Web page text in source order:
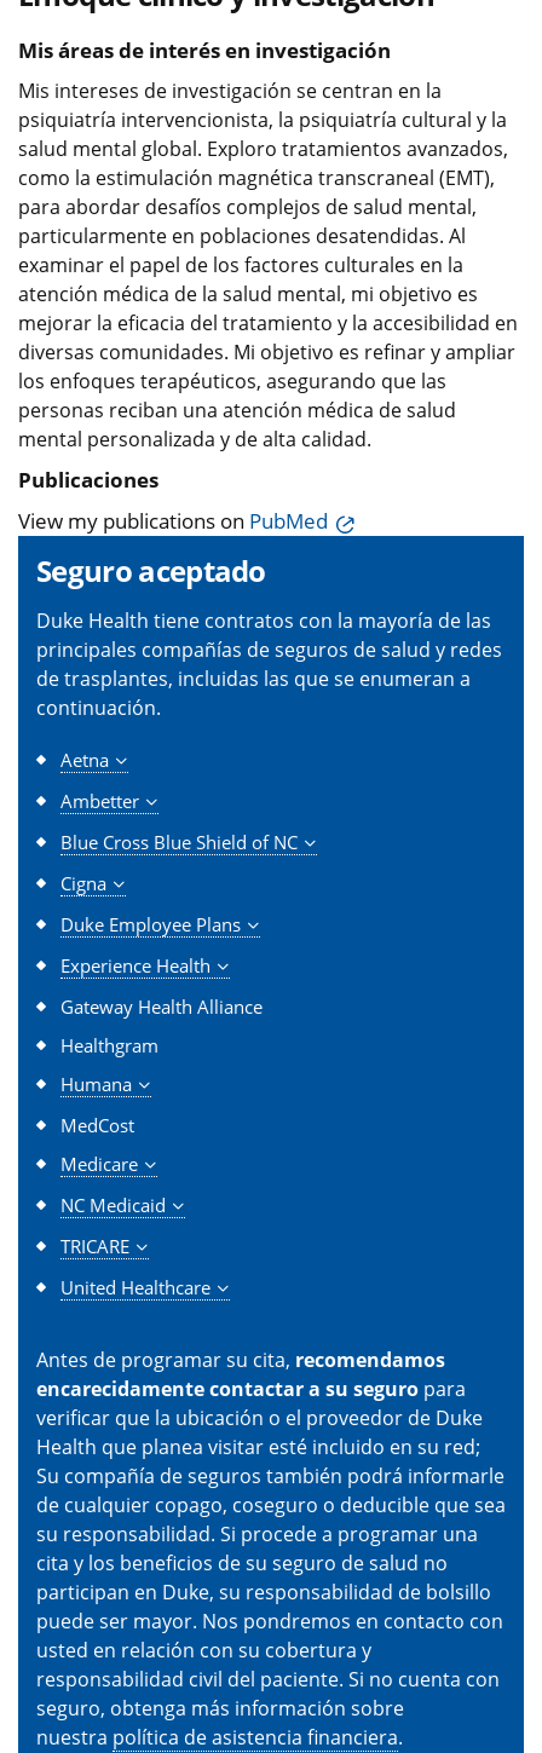
Mis áreas de interés en investigación
Mis intereses de investigación se centran en la
psiquiatría intervencionista, la psiquiatría cultural y la
salud mental global. Exploro tratamientos avanzados,
como la estimulación magnética transcraneal (EMT),
para abordar desafíos complejos de salud mental,
particularmente en poblaciones desatendidas. Al
examinar el papel de los factores culturales en la
atención médica de la salud mental, mi objetivo es
mejorar la eficacia del tratamiento y la accesibilidad en
diversas comunidades. Mi objetivo es refinar y ampliar
los enfoques terapéuticos, asegurando que las
personas reciban una atención médica de salud
mental personalizada y de alta calidad.
Publicaciones
View my publications on PubMed
Seguro aceptado
Duke Health tiene contratos con la mayoría de las
principales compañías de seguros de salud y redes
de trasplantes, incluidas las que se enumeran a
continuación.
Aetna
Ambetter
Blue Cross Blue Shield of NC
Cigna
Duke Employee Plans
Experience Health
Gateway Health Alliance
Healthgram
Humana
MedCost
Medicare
NC Medicaid
TRICARE
United Healthcare
Antes de programar su cita, recomendamos
encarecidamente contactar a su seguro para
verificar que la ubicación o el proveedor de Duke
Health que planea visitar esté incluido en su red;
Su compañía de seguros también podrá informarle
de cualquier copago, coseguro o deducible que sea
su responsabilidad. Si procede a programar una
cita y los beneficios de su seguro de salud no
participan en Duke, su responsabilidad de bolsillo
puede ser mayor. Nos pondremos en contacto con
usted en relación con su cobertura y
responsabilidad civil del paciente. Si no cuenta con
seguro, obtenga más información sobre
nuestra política de asistencia financiera.